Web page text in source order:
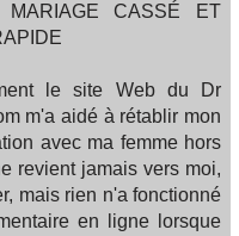
MARIAGE CASSÉ ET
le site Web du Dr
m'a aidé à rétablir mon
avec ma femme hors
revient jamais vers moi,
mais rien n'a fonctionné
en ligne lorsque